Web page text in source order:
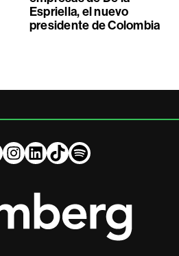
Espriella, el nuevo
presidente de Colombia